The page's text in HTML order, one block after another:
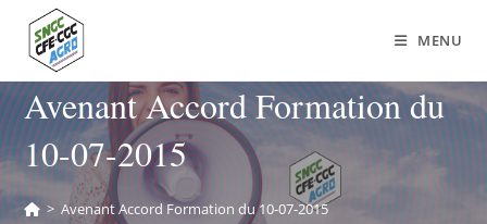
MENU
Avenant Accord Formation du
10-07-2015
> Avenant Accord Formation du 10-07-2015